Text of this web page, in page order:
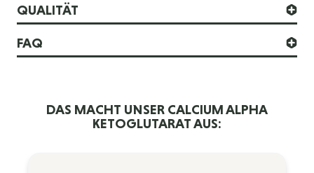
QUALITÄT
FAQ
DAS MACHT UNSER CALCIUM ALPHA
KETOGLUTARAT AUS: